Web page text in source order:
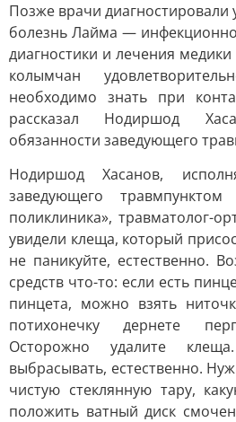
Позже врачи диагностировали
болезнь Лайма —
диагностики и лечения
колымчан
необходимо знать при
рассказал Нодиршод
обязанности заведующего
Нодиршод Хасанов,
заведующего
поликлиника», травматолог-
увидели клеща, который
не паникуйте, естественно.
средств что-то: если есть
пинцета, можно взять
потихонечку дернете
Осторожно удалите
выбрасывать, естественно.
чистую стеклянную тару,
положить ватный диск